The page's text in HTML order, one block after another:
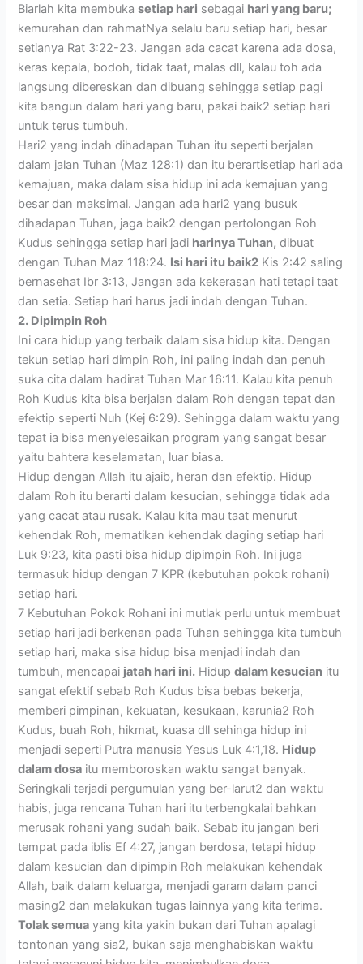
Biarlah kita membukasetiap hari sebagai hari yang baru;
kemurahan dan rahmatNya selalu baru setiap hari, besar
setianya Rat 3:22-23. Jangan ada cacat karena ada dosa,
keras kepala, bodoh, tidak taat, malas dll, kalau toh ada
langsung dibereskan dan dibuang sehingga setiap pagi
kita bangun dalam hari yang baru, pakai baik2 setiap hari
untuk terus tumbuh.
Hari2 yang indah dihadapan Tuhan itu seperti berjalan
dalam jalan Tuhan (Maz 128:1) dan itu berartisetiap hari ada
kemajuan, maka dalam sisa hidup ini ada kemajuan yang
besar dan maksimal. Jangan ada hari2 yang busuk
dihadapan Tuhan, jaga baik2 dengan pertolongan Roh
Kudus sehingga setiap hari jadi harinya Tuhan, dibuat
dengan Tuhan Maz 118:24. Isi hari itu baik2 Kis 2:42 saling
bernasehat Ibr 3:13, Jangan ada kekerasan hati tetapi taat
dan setia. Setiap hari harus jadi indah dengan Tuhan.
2. Dipimpin Roh
Ini cara hidup yang terbaik dalam sisa hidup kita. Dengan
tekun setiap hari dimpin Roh, ini paling indah dan penuh
suka cita dalam hadirat Tuhan Mar 16:11. Kalau kita penuh
Roh Kudus kita bisa berjalan dalam Roh dengan tepat dan
efektip seperti Nuh (Kej 6:29). Sehingga dalam waktu yang
tepat ia bisa menyelesaikan program yang sangat besar
yaitu bahtera keselamatan, luar biasa.
Hidup dengan Allah itu ajaib, heran dan efektip. Hidup
dalam Roh itu berarti dalam kesucian, sehingga tidak ada
yang cacat atau rusak. Kalau kita mau taat menurut
kehendak Roh, mematikan kehendak daging setiap hari
Luk 9:23, kita pasti bisa hidup dipimpin Roh. Ini juga
termasuk hidup dengan 7 KPR (kebutuhan pokok rohani)
setiap hari.
7 Kebutuhan Pokok Rohani ini mutlak perlu untuk membuat
setiap hari jadi berkenan pada Tuhan sehingga kita tumbuh
setiap hari, maka sisa hidup bisa menjadi indah dan
tumbuh, mencapai jatah hari ini. Hidupdalam kesucian itu
sangat efektif sebab Roh Kudus bisa bebas bekerja,
memberi pimpinan, kekuatan, kesukaan, karunia2 Roh
Kudus, buah Roh, hikmat, kuasa dll sehinga hidup ini
menjadi seperti Putra manusia Yesus Luk 4:1,18. Hidup
dalam dosa itu memboroskan waktu sangat banyak.
Seringkali terjadi pergumulan yang ber-larut2 dan waktu
habis, juga rencana Tuhan hari itu terbengkalai bahkan
merusak rohani yang sudah baik. Sebab itu jangan beri
tempat pada iblis Ef 4:27, jangan berdosa, tetapi hidup
dalam kesucian dan dipimpin Roh melakukan kehendak
Allah, baik dalam keluarga, menjadi garam dalam panci
masing2 dan melakukan tugas lainnya yang kita terima.
Tolak semua yang kita yakin bukan dari Tuhan apalagi
tontonan yang sia2, bukan saja menghabiskan waktu